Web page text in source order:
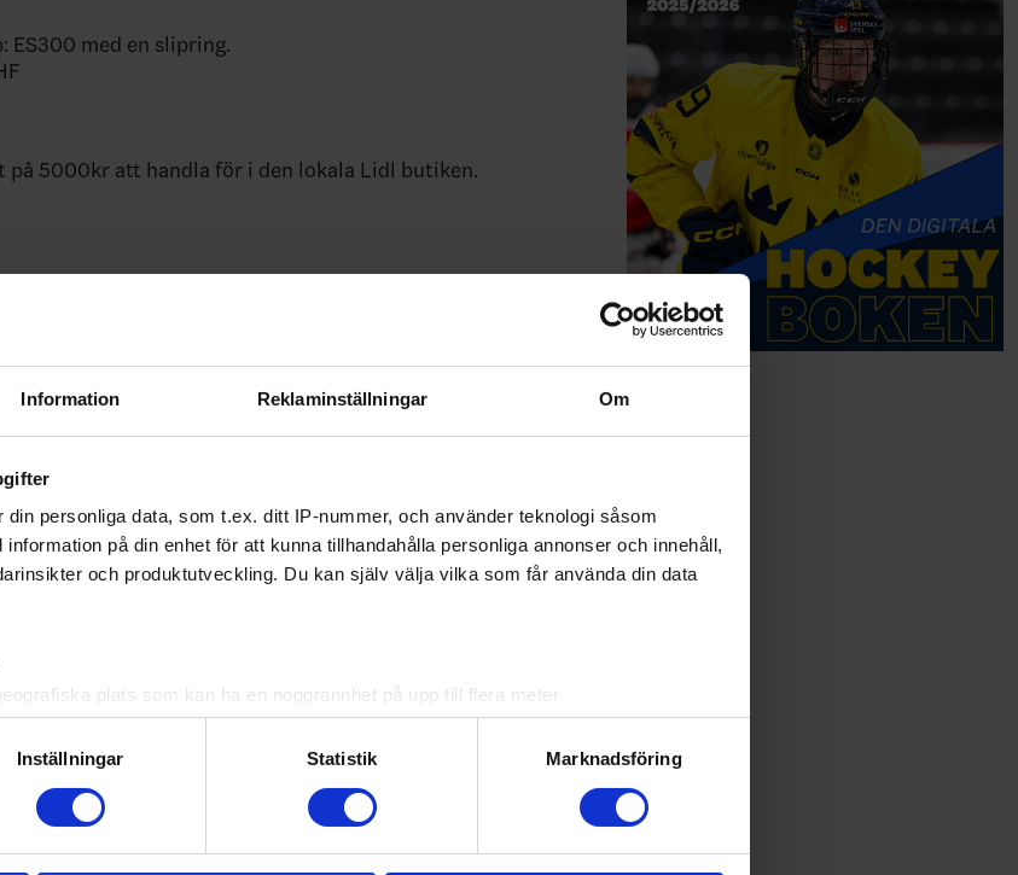
Information Reklaminställningar Om
din personliga data, som t.ex. ditt IP-nummer, och använder teknologi såsom
på din enhet för att kunna tillhandahålla personliga annonser och innehåll,
och produktutveckling. Du kan själv välja vilka som får använda din data
plats som kan ha en noggrannhet på upp till flera meter
aktivt skanna den för specifika kännetecken (fingeravtryck)
uppgifter behandlas och ställ in dina preferenser i
detaljsektionen. Du kan ändra
helst från cookie-förklaringen.
Inställningar Statistik Marknadsföring
ES300 med en slipring.
på 5000kr att handla för i den lokala Lidl butiken.
som skickat in sina bidrag. Ni gör ett ovärderligt
för
Svenska Ishockeyförbundet startar